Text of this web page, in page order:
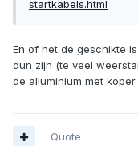
startkabels.html
En of het de geschikte
dun zijn (te veel
de alluminium met
Quote